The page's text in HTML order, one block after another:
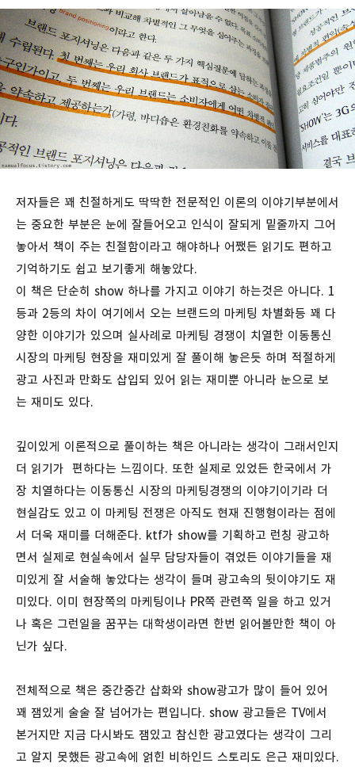
저자들은 꽤 친절하게도 딱딱한 전문적인 이론의 이야기부분에서
는 중요한 부분은 눈에 잘들어오고 인식이 잘되게 밑줄까지 그어
놓아서 책이 주는 친절함이라고 해야하나 어쨌든 읽기도 편하고
기억하기도 쉽고 보기좋게 해놓았다.
이 책은 단순히 show 하나를 가지고 이야기 하는것은 아니다. 1
등과 2등의 차이 여기에서 오는 브랜드의 마케팅 차별화등 꽤 다
양한 이야기가 있으며 실사례로 마케팅 경쟁이 치열한 이동통신
시장의 마케팅 현장을 재미있게 잘 풀이해 놓은듯 하며 적절하게
광고 사진과 만화도 삽입되 있어 읽는 재미뿐 아니라 눈으로 보
는 재미도 있다.
깊이있게 이론적으로 풀이하는 책은 아니라는 생각이 그래서인지
더 읽기가 편하다는 느낌이다. 또한 실제로 있었든 한국에서 가
장 치열하다는 이동통신 시장의 마케팅경쟁의 이야기이기라 더
현실감도 있고 이 마케팅 전쟁은 아직도 현재 진행형이라는 점에
서 더욱 재미를 더해준다. ktf가 show를 기획하고 런칭 광고하
면서 실제로 현실속에서 실무 담당자들이 겪었든 이야기들을 재
미있게 잘 서술해 놓았다는 생각이 들며 광고속의 뒷이야기도 재
미있다. 이미 현장쪽의 마케팅이나 PR쪽 관련쪽 일을 하고 있거
나 혹은 그런일을 꿈꾸는 대학생이라면 한번 읽어볼만한 책이 아
닌가 싶다.
전체적으로 책은 중간중간 삽화와 show광고가 많이 들어 있어
꽤 잼있게 술술 잘 넘어가는 편입니다. show 광고들은 TV에서
본거지만 지금 다시봐도 잼있고 참신한 광고였다는 생각이 그리
고 알지 못했든 광고속에 얽힌 비하인드 스토리도 은근 재미있다.